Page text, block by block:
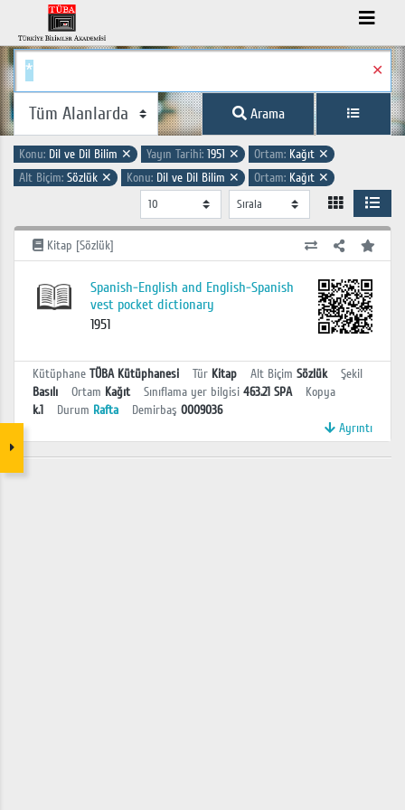
✕
Arama
Konu: Dil ve Dil Bilim ✕ Yayın Tarihi: 1951 ✕ Ortam: Kağıt ✕
Alt Biçim: Sözlük ✕ Konu: Dil ve Dil Bilim ✕ Ortam: Kağıt ✕
Kitap [Sözlük]
Spanish-English and English-Spanish
vest pocket dictionary
1951
Kütüphane TÜBA Kütüphanesi Tür Kitap Alt Biçim Sözlük
Şekil
Basılı
Ortam Kağıt Sınıflama yer bilgisi 463.21 SPA
Kopya
k.1
Durum Rafta Demirbaş 0009036
Ayrıntı